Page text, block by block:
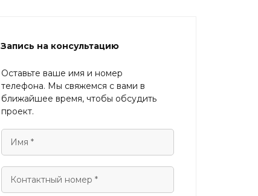
Запись на консультацию
Оставьте ваше имя и номер
телефона. Мы свяжемся с вами в
ближайшее время, чтобы обсудить
проект.